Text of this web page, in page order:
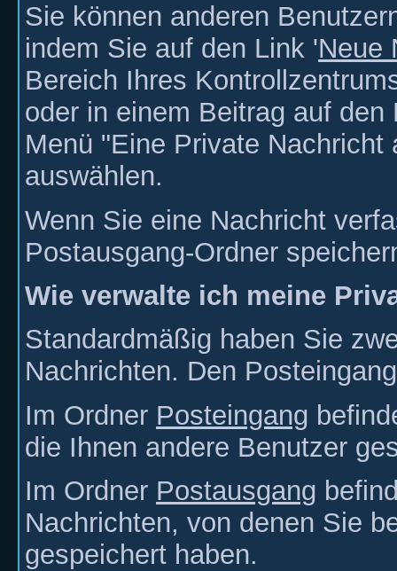
Sie können anderen
indem Sie auf den Link 'Neue
Bereich Ihres
oder in einem Beitrag auf
Menü "Eine Private
auswählen.
Wenn Sie eine Nachricht
Postausgang-Ordner
Wie verwalte ich meine
Standardmäßig haben Sie
Nachrichten. Den
Im Ordner Posteingang
die Ihnen andere Benutzer
Im Ordner Postausgang
Nachrichten, von denen Sie
gespeichert haben.